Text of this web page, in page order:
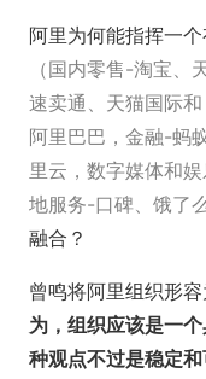
阿里为何能指挥一
（国内零售-淘宝
速卖通、天猫国际
阿里巴巴，金融-蚂
里云，数字媒体和
地服务-口碑、饿了么
融合？
曾鸣将阿里组织形容
为，组织应该是一
种观点不过是稳定